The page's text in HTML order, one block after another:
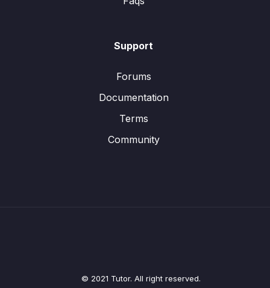
Support
Forums
Documentation
Terms
Community
© 2021 Tutor. All right reserved.